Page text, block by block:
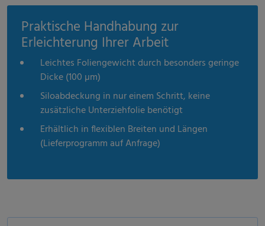
Praktische Handhabung zur
Erleichterung Ihrer Arbeit
Leichtes Foliengewicht durch besonders geringe
Dicke (100 µm)
Siloabdeckung in nur einem Schritt, keine
zusätzliche Unterziehfolie benötigt
Erhältlich in flexiblen Breiten und Längen
(Lieferprogramm auf Anfrage)